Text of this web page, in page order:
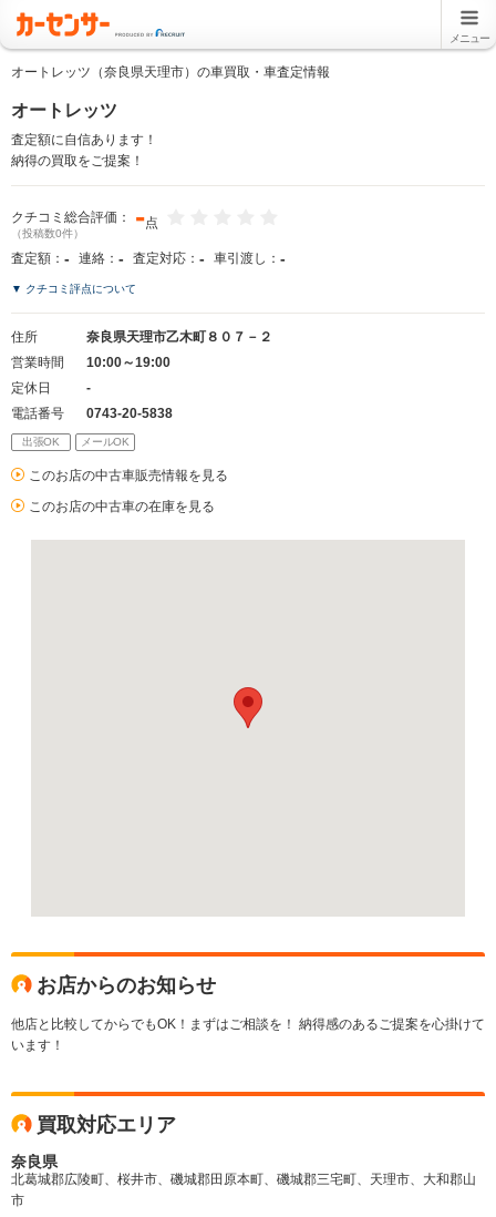
メニュー
オートレッツ（奈良県天理市）の車買取・車査定情報
オートレッツ
査定額に自信あります！
納得の買取をご提案！
クチコミ総合評価： -点
（投稿数0件）
査定額： - 連絡： - 査定対応： - 車引渡し： -
▼ クチコミ評点について
住所
奈良県天理市乙木町８０７－２
営業時間
10:00～19:00
定休日
-
電話番号
0743-20-5838
出張OK メールOK
このお店の中古車販売情報を見る
このお店の中古車の在庫を見る
お店からのお知らせ
他店と比較してからでもOK！まずはご相談を！ 納得感のあるご提案を心掛けて
います！
買取対応エリア
奈良県
北葛城郡広陵町、桜井市、磯城郡田原本町、磯城郡三宅町、天理市、大和郡山
市